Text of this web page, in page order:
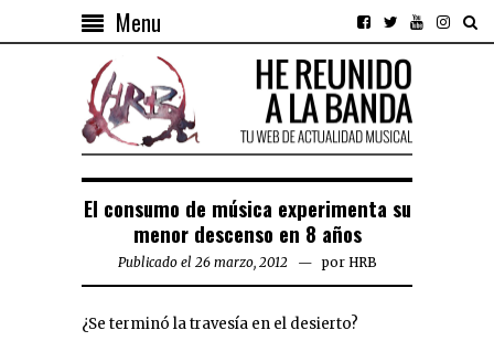
Menu
El consumo de música experimenta su
menor descenso en 8 años
Publicado el 26 marzo, 2012 por HRB
¿Se terminó la travesía en el desierto?